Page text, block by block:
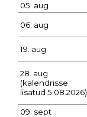
05. aug
06. aug
19. aug
28. aug
(kalendrisse
lisatud 5.08.2026)
09. sept